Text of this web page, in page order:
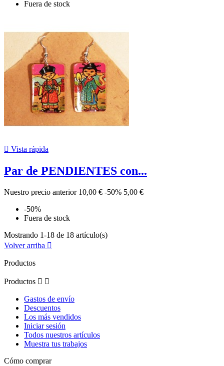
Fuera de stock
 Vista rápida
Par de PENDIENTES con...
Nuestro precio anterior 10,00 € -50% 5,00 €
-50%
Fuera de stock
Mostrando 1-18 de 18 artículo(s)
Volver arriba 
Productos
Productos  
Gastos de envío
Descuentos
Los más vendidos
Iniciar sesión
Todos nuestros artículos
Muestra tus trabajos
Cómo comprar